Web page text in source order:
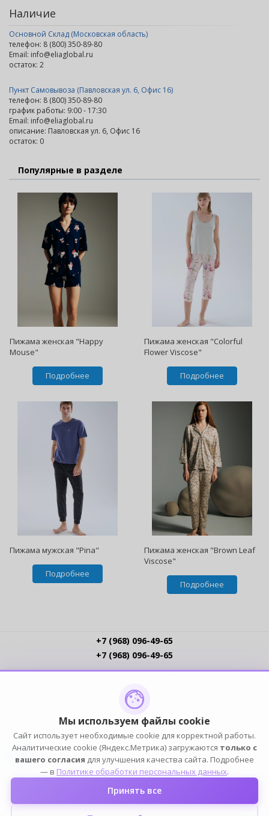
Наличие
Основной Склад (Московская область)
телефон: 8 (800) 350-89-80
Email: info@eliaglobal.ru
остаток: 2
Пункт Самовывоза (Павловская ул. 6, Офис 16)
телефон: 8 (800) 350-89-80
график работы: 9:00 - 17:30
Email: info@eliaglobal.ru
описание: Павловская ул. 6, Офис 16
остаток: 0
Популярные в разделе
Пижама женская "Happy
Mouse"
Подробнее
Пижама женская "Colorful
Flower Viscose"
Подробнее
Пижама мужская "Pina"
Подробнее
Пижама женская "Brown Leaf
Viscose"
Подробнее
+7 (968) 096-49-65
+7 (968) 096-49-65
Политика обработки ПДн
Публичная оферта
ПОДПИСЫВАЙСЯ
2004-2026 © ELIA — ИП Елин К.Н. (ОГРНИП 316774600249101, ИНН 772391778153). Оптовый
магазин домашней одежды, белья, обуви и аксессуаров. Все права защищены.
Мы используем файлы cookie
Сайт использует необходимые cookie для корректной работы.
Аналитические cookie (Яндекс.Метрика) загружаются только с
вашего согласия для улучшения качества сайта. Подробнее
— в Политике обработки персональных данных.
Принять все